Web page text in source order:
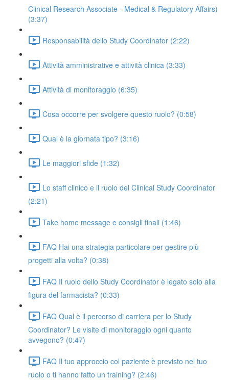
Clinical Research Associate - Medical & Regulatory Affairs)
(3:37)
Responsabilità dello Study Coordinator (2:22)
Attività amministrative e attività clinica (3:33)
Attività di monitoraggio (6:35)
Cosa occorre per svolgere questo ruolo? (0:58)
Qual è la giornata tipo? (3:16)
Le maggiori sfide (1:32)
Lo staff clinico e il ruolo del Clinical Study Coordinator
(2:21)
Take home message e consigli finali (1:46)
FAQ Hai una strategia particolare per gestire più
progetti alla volta? (0:38)
FAQ Il ruolo dello Study Coordinator è legato solo alla
figura del farmacista? (0:33)
FAQ Qual è il percorso di carriera per lo Study
Coordinator? Le visite di monitoraggio ogni quanto
avvegono? (0:47)
FAQ Il tuo approccio col paziente è previsto nel tuo
ruolo o ti hanno fatto un training? (2:46)